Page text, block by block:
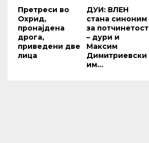
Претреси во
Охрид,
пронајдена
дрога,
приведени две
лица
ДУИ: ВЛЕН
стана синоним
за потчинетост
– дури и
Максим
Димитриевски
им...